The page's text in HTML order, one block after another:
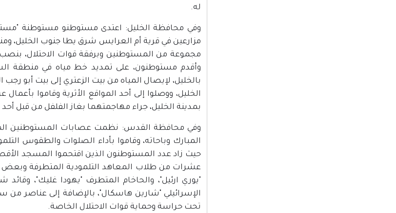
له.
وفي محافظة الخليل: اعتدى مستوطنو مستوطنة
مزارعين في قرية أم العرايس شرق يطا جنوب الخليل،
مجموعة من المستوطنين وبرفقة قوات الاحتلال،
وأقدم مستوطنون، على تمديد خط مياه في منطقة
بالخليل، لإيصال المياه من بيت الزعتري إلى بيت أبو
الخليل، ووصلوا إلى أحد المواقع الأثرية وقاموا
بمدينة الخليل، جراء مهاجمتهما بغاز الفلفل من قبل
المبارك وباحاته، وقاموا بأداء الصلوات والطقوس
عشرات من طلاب المعاهد التلمودية المتطرفة وبعض
"يوري ارئيل"، والحاخام المتطرف "يهودا غليك"،
الإسرائيلي "شارين هاسكال"، بالإضافة إلى عناصر من
تحت حراسة وحماية قوات الاحتلال الخاصة.